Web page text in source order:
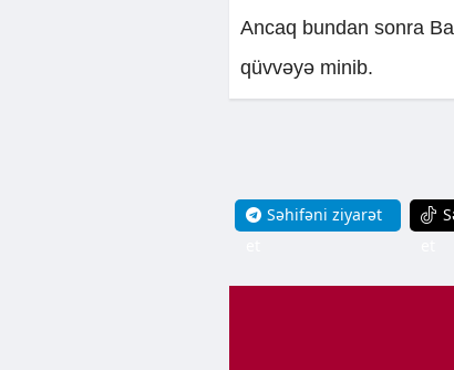
Ancaq bundan sonra
qüvvəyə minib.
Səhifəni ziyarət